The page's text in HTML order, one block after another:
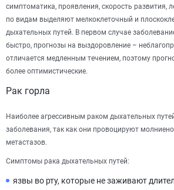
симптоматика, проявления, скорость развития,
по видам выделяют мелкоклеточный и
дыхательных путей. В первом случае
быстро, прогнозы на выздоровление –
отличается медленным течением, поэтому
более оптимистические.
Рак горла
Наиболее агрессивным раком дыхательных
заболевания, так как они провоцируют
метастазов.
Симптомы рака дыхательных путей:
язвы во рту, которые не заживают